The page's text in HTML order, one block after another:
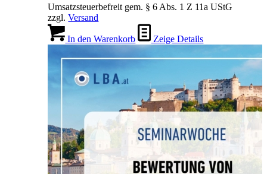
Umsatzsteuerbefreit gem. § 6 Abs. 1 Z 11a UStG
zzgl.Versand
In den Warenkorb Zeige Details